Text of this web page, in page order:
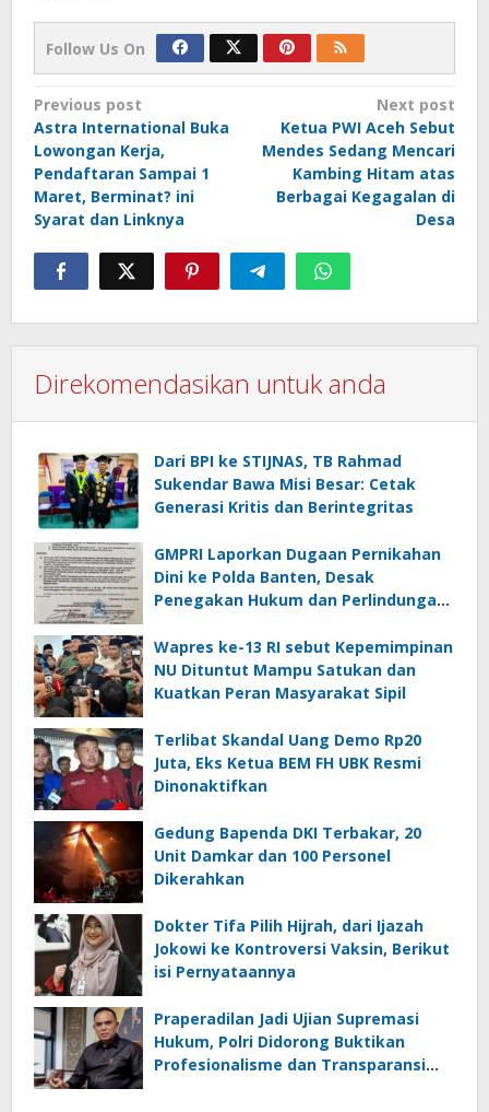
Follow Us On
Post
navigation
Previous post
Astra International Buka
Lowongan Kerja,
Pendaftaran Sampai 1
Maret, Berminat? ini
Syarat dan Linknya
Next post
Ketua PWI Aceh Sebut
Mendes Sedang Mencari
Kambing Hitam atas
Berbagai Kegagalan di
Desa
Direkomendasikan untuk anda
Dari BPI ke STIJNAS, TB Rahmad
Sukendar Bawa Misi Besar: Cetak
Generasi Kritis dan Berintegritas
GMPRI Laporkan Dugaan Pernikahan
Dini ke Polda Banten, Desak
Penegakan Hukum dan Perlindungan
Wapres ke-13 RI sebut Kepemimpinan
NU Dituntut Mampu Satukan dan
Kuatkan Peran Masyarakat Sipil
Terlibat Skandal Uang Demo Rp20
Juta, Eks Ketua BEM FH UBK Resmi
Dinonaktifkan
Gedung Bapenda DKI Terbakar, 20
Unit Damkar dan 100 Personel
Dikerahkan
Dokter Tifa Pilih Hijrah, dari Ijazah
Jokowi ke Kontroversi Vaksin, Berikut
isi Pernyataannya
Praperadilan Jadi Ujian Supremasi
Hukum, Polri Didorong Buktikan
Profesionalisme dan Transparansi